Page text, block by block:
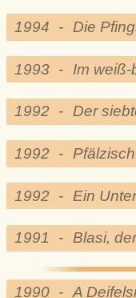
1994 - Die
1993 - Im weiß-
1992 - Der
1992 -
1992 - Ein
1991 - Blasi,
1990 - A